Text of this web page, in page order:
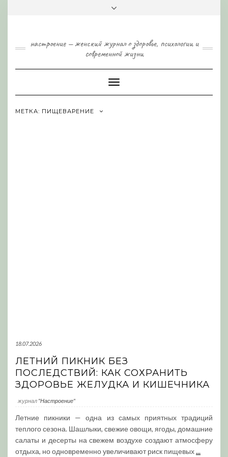
настроение — женский журнал о здоровье, психологии и
современной жизни
Toggle
Navigation
МЕТКА: ПИЩЕВАРЕНИЕ
18.07.2026
ЛЕТНИЙ ПИКНИК БЕЗ
ПОСЛЕДСТВИЙ: КАК СОХРАНИТЬ
ЗДОРОВЬЕ ЖЕЛУДКА И КИШЕЧНИКА
журнал "Настроение"
Летние пикники — одна из самых приятных традиций
теплого сезона. Шашлыки, свежие овощи, ягоды, домашние
салаты и десерты на свежем воздухе создают атмосферу
отдыха, но одновременно увеличивают риск пищевых...